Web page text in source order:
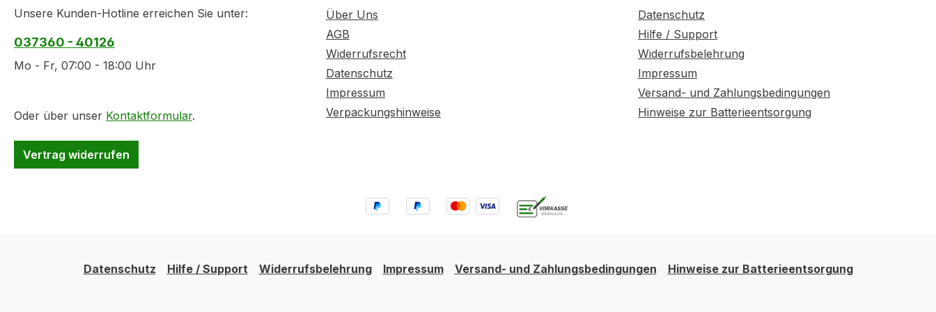
Unsere Kunden-Hotline erreichen Sie unter:
037360 - 40126
Mo - Fr, 07:00 - 18:00 Uhr
Oder über unser Kontaktformular.
Vertrag widerrufen
Über Uns
AGB
Widerrufsrecht
Datenschutz
Impressum
Verpackungshinweise
Datenschutz
Hilfe / Support
Widerrufsbelehrung
Impressum
Versand- und Zahlungsbedingungen
Hinweise zur Batterieentsorgung
Datenschutz Hilfe / Support Widerrufsbelehrung Impressum Versand- und Zahlungsbedingungen Hinweise zur Batterieentsorgung